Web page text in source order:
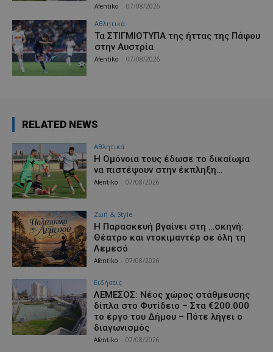
Afentiko 07/08/2026
Αθλητικά
Τα ΣΤΙΓΜΙΟΤΥΠΑ της ήττας της Πάφου
στην Αυστρία
Afentiko 07/08/2026
RELATED NEWS
Αθλητικά
Η Ομόνοια τους έδωσε το δικαίωμα
να πιστέψουν στην έκπληξη…
Afentiko 07/08/2026
Ζωή & Style
Η Παρασκευή βγαίνει στη …σκηνή:
Θέατρο και ντοκιμαντέρ σε όλη τη
Λεμεσό
Afentiko 07/08/2026
Ειδήσεις
ΛΕΜΕΣΟΣ: Νέος χώρος στάθμευσης
δίπλα στο Φυτίδειο – Στα €200.000
το έργο του Δήμου – Πότε λήγει ο
διαγωνισμός
Afentiko 07/08/2026